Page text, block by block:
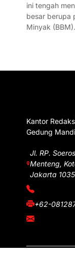
ini tengah
besar berupa
Minyak
Kantor
Gedung
Jl. RP.
Menteng,
Jakarta
+62-